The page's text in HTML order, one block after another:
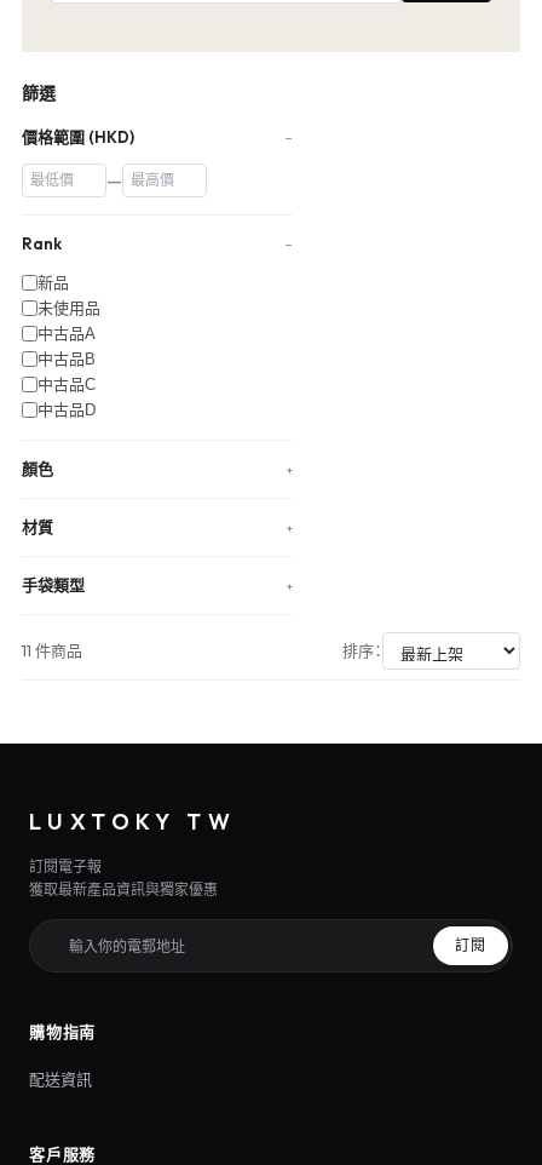
篩選
價格範圍 (HKD) −
—
Rank −
新品
未使用品
中古品A
中古品B
中古品C
中古品D
顏色 +
材質 +
手袋類型 +
11 件商品 排序：
LUXTOKY TW
訂閱電子報
獲取最新產品資訊與獨家優惠
訂閱
購物指南
配送資訊
客戶服務